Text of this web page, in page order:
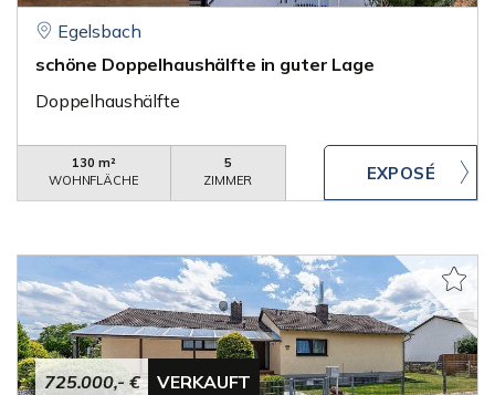
Egelsbach
schöne Doppelhaushälfte in guter Lage
Doppelhaushälfte
130 m²
WOHNFLÄCHE
5
ZIMMER
725.000,- € VERKAUFT